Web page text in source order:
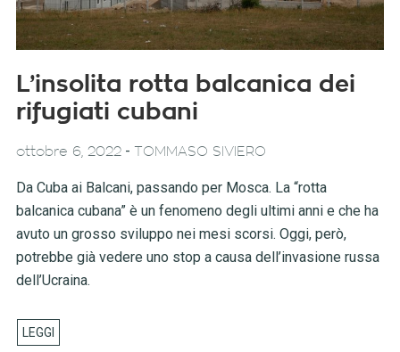
L’insolita rotta balcanica dei
rifugiati cubani
ottobre 6, 2022- TOMMASO SIVIERO
Da Cuba ai Balcani, passando per Mosca. La “rotta
balcanica cubana” è un fenomeno degli ultimi anni e che ha
avuto un grosso sviluppo nei mesi scorsi. Oggi, però,
potrebbe già vedere uno stop a causa dell’invasione russa
dell’Ucraina.